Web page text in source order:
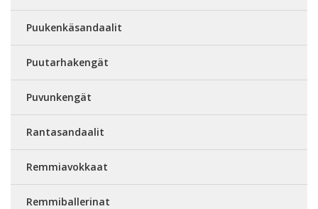
Puukenkäsandaalit
Puutarhakengät
Puvunkengät
Rantasandaalit
Remmiavokkaat
Remmiballerinat